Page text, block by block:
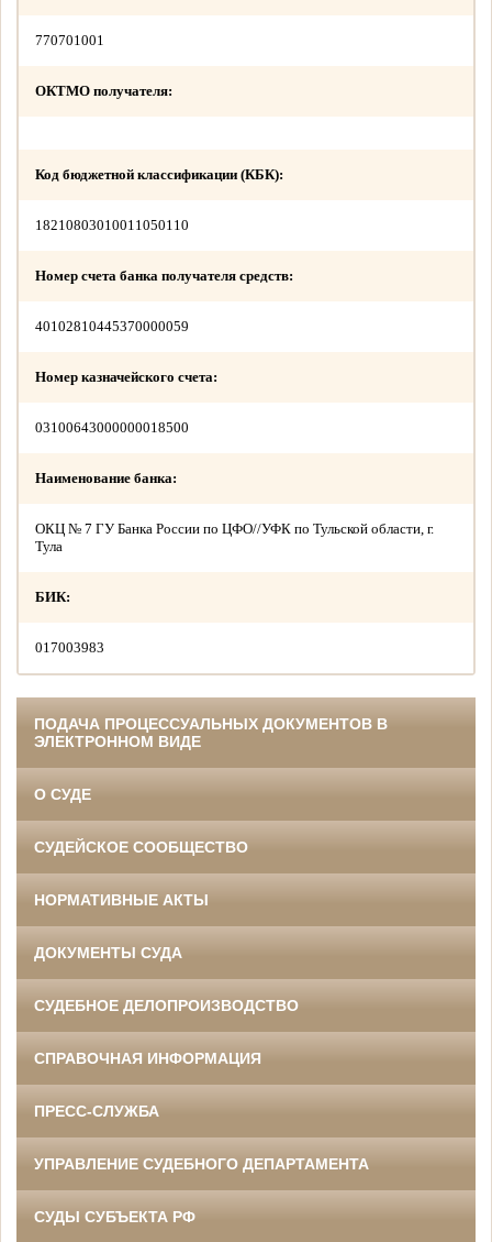
770701001
ОКТМО получателя:
Код бюджетной классификации (КБК):
18210803010011050110
Номер счета банка получателя средств:
40102810445370000059
Номер казначейского счета:
03100643000000018500
Наименование банка:
ОКЦ № 7 ГУ Банка России по ЦФО//УФК по Тульской области, г.
Тула
БИК:
017003983
ПОДАЧА ПРОЦЕССУАЛЬНЫХ ДОКУМЕНТОВ В
ЭЛЕКТРОННОМ ВИДЕ
О СУДЕ
СУДЕЙСКОЕ СООБЩЕСТВО
НОРМАТИВНЫЕ АКТЫ
ДОКУМЕНТЫ СУДА
СУДЕБНОЕ ДЕЛОПРОИЗВОДСТВО
СПРАВОЧНАЯ ИНФОРМАЦИЯ
ПРЕСС-СЛУЖБА
УПРАВЛЕНИЕ СУДЕБНОГО ДЕПАРТАМЕНТА
СУДЫ СУБЪЕКТА РФ